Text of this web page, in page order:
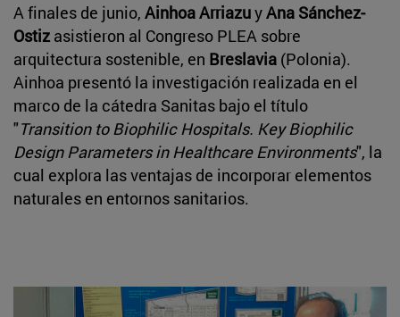
A finales de junio, Ainhoa ArriazuyAna Sánchez-
Ostiz asistieron al Congreso PLEA sobre
arquitectura sostenible, en Breslavia (Polonia).
Ainhoa presentó la investigación realizada en el
marco de la cátedra Sanitas bajo el título
"Transition to Biophilic Hospitals. Key Biophilic
Design Parameters in Healthcare Environments", la
cual explora las ventajas de incorporar elementos
naturales en entornos sanitarios.